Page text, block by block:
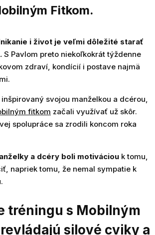
Fitkom.
i život je veľmi dôležité starať
S Pavlom preto niekoľkokrát týždenne
zdraví, kondícií i postave najmä
svojou manželkou a dcérou,
fitkom začali využívať už skôr.
spolupráce sa zrodili koncom roka
a dcéry boli motiváciou k tomu,
napriek tomu, že nemal sympatie k
tréningu s Mobilným
silové cviky a